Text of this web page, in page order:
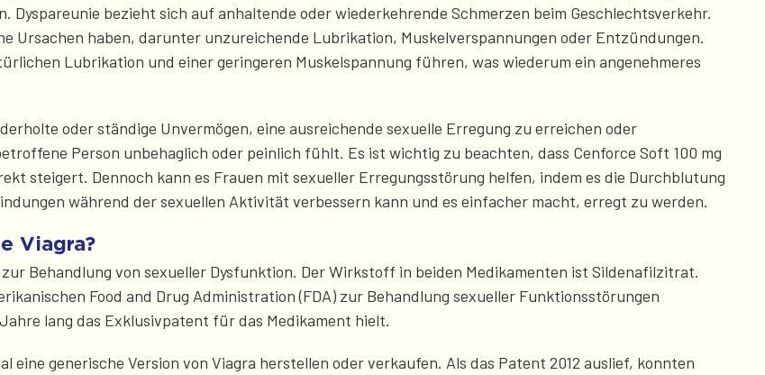
Dyspareunie bezieht sich auf anhaltende oder wiederkehrende Schmerzen beim Geschlechtsverkehr.
Ursachen haben, darunter unzureichende Lubrikation, Muskelverspannungen oder Entzündungen.
Lubrikation und einer geringeren Muskelspannung führen, was wiederum ein angenehmeres
oder ständige Unvermögen, eine ausreichende sexuelle Erregung zu erreichen oder
Person unbehaglich oder peinlich fühlt. Es ist wichtig zu beachten, dass Cenforce Soft 100 mg
steigert. Dennoch kann es Frauen mit sexueller Erregungsstörung helfen, indem es die Durchblutung
während der sexuellen Aktivität verbessern kann und es einfacher macht, erregt zu werden.
Viagra?
Behandlung von sexueller Dysfunktion. Der Wirkstoff in beiden Medikamenten ist Sildenafilzitrat.
Food and Drug Administration (FDA) zur Behandlung sexueller Funktionsstörungen
lang das Exklusivpatent für das Medikament hielt.
eine generische Version von Viagra herstellen oder verkaufen. Als das Patent 2012 auslief, konnten